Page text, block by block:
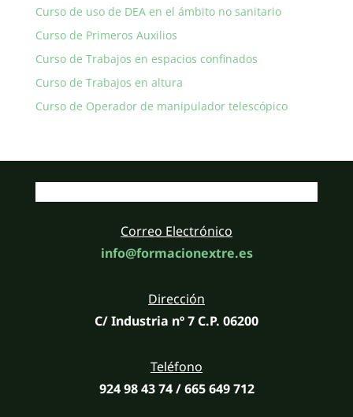
Curso de uso de DEA en el ámbito no sanitario
Curso de Primeros Auxilios
Curso de Trabajos en espacios confinados
Curso de Trabajos en altura
Curso de Operador de manipulador telescópico
Correo Electrónico
info@formacionextre.es
Dirección
C/ Industria nº 7 C.P. 06200
Teléfono
924 98 43 74 / 665 649 712